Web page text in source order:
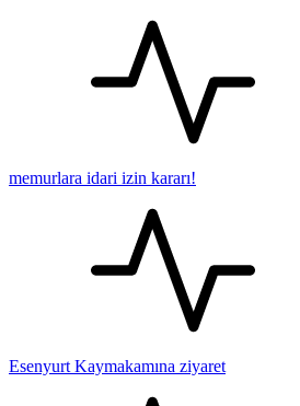
memurlara idari izin kararı!
Esenyurt Kaymakamına ziyaret